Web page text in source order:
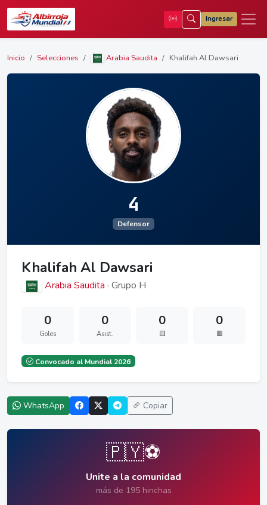
Ingresar
Inicio Selecciones Arabia Saudita Khalifah Al Dawsari
4
Defensor
Khalifah Al Dawsari
Arabia Saudita · Grupo H
0
Goles
0
Asist.
0
🟨
0
🟥
Convocado al Mundial 2026
WhatsApp Copiar
🇵🇾⚽
Unite a la comunidad
más de 195 hinchas